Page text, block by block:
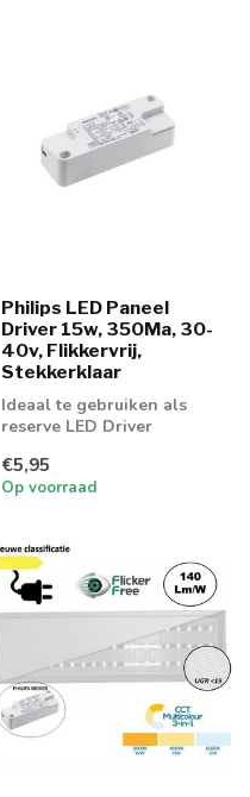
Philips LED Paneel
Driver 15w, 350Ma, 30-
40v, Flikkervrij,
Stekkerklaar
Ideaal te gebruiken als
reserve LED Driver
€5,95
Op voorraad